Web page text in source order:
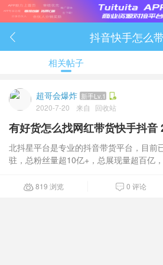
 抖音快手怎么
相关帖子
超哥会爆炸 新手Lv.1
2020-7-20 来自 回收站
有好货怎么找网红带货快手抖音
北抖星平台是专业的抖音带货平台，目前
驻，总粉丝量超10亿+，总展现量超百亿
819 浏览  0 评论